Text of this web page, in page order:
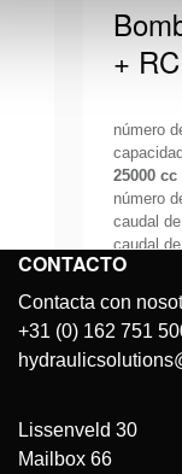
+ RC
número
25000 cc
número
caudal
caudal
Ver
CONTACTO
Contacta con
+31 (0) 162 751
Lissenveld 30
Mailbox 66